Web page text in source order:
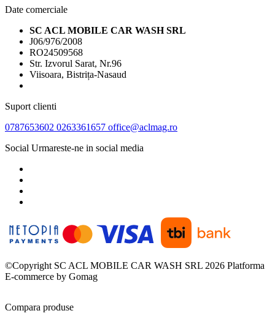
Date comerciale
SC ACL MOBILE CAR WASH SRL
J06/976/2008
RO24509568
Str. Izvorul Sarat, Nr.96
Viisoara, Bistrița-Nasaud
Suport clienti
0787653602 0263361657 office@aclmag.ro
Social Urmareste-ne in social media
©Copyright SC ACL MOBILE CAR WASH SRL 2026 Platforma
E-commerce by Gomag
Compara produse